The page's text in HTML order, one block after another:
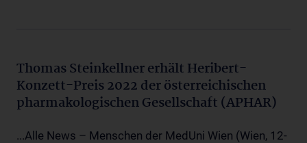
Thomas Steinkellner erhält Heribert-
Konzett-Preis 2022 der österreichischen
pharmakologischen Gesellschaft (APHAR)
...Alle News – Menschen der MedUni Wien (Wien, 12-